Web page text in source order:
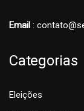
Email :
Categorias
Eleições